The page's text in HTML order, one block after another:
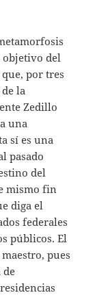
del
por tres
la
Zedillo
una
sí es una
pasado
del
mismo fin
diga el
federales
públicos. El
pues
de